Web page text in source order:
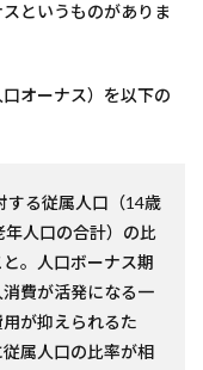
というものがありま
オーナス）を以下の
する従属人口（14歳
人口の合計）の比
。人口ボーナス期
費が活発になる一
が抑えられるた
属人口の比率が相